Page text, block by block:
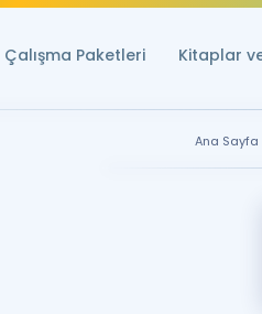
Çalışma Paketleri Kitaplar
Ana Sayfa